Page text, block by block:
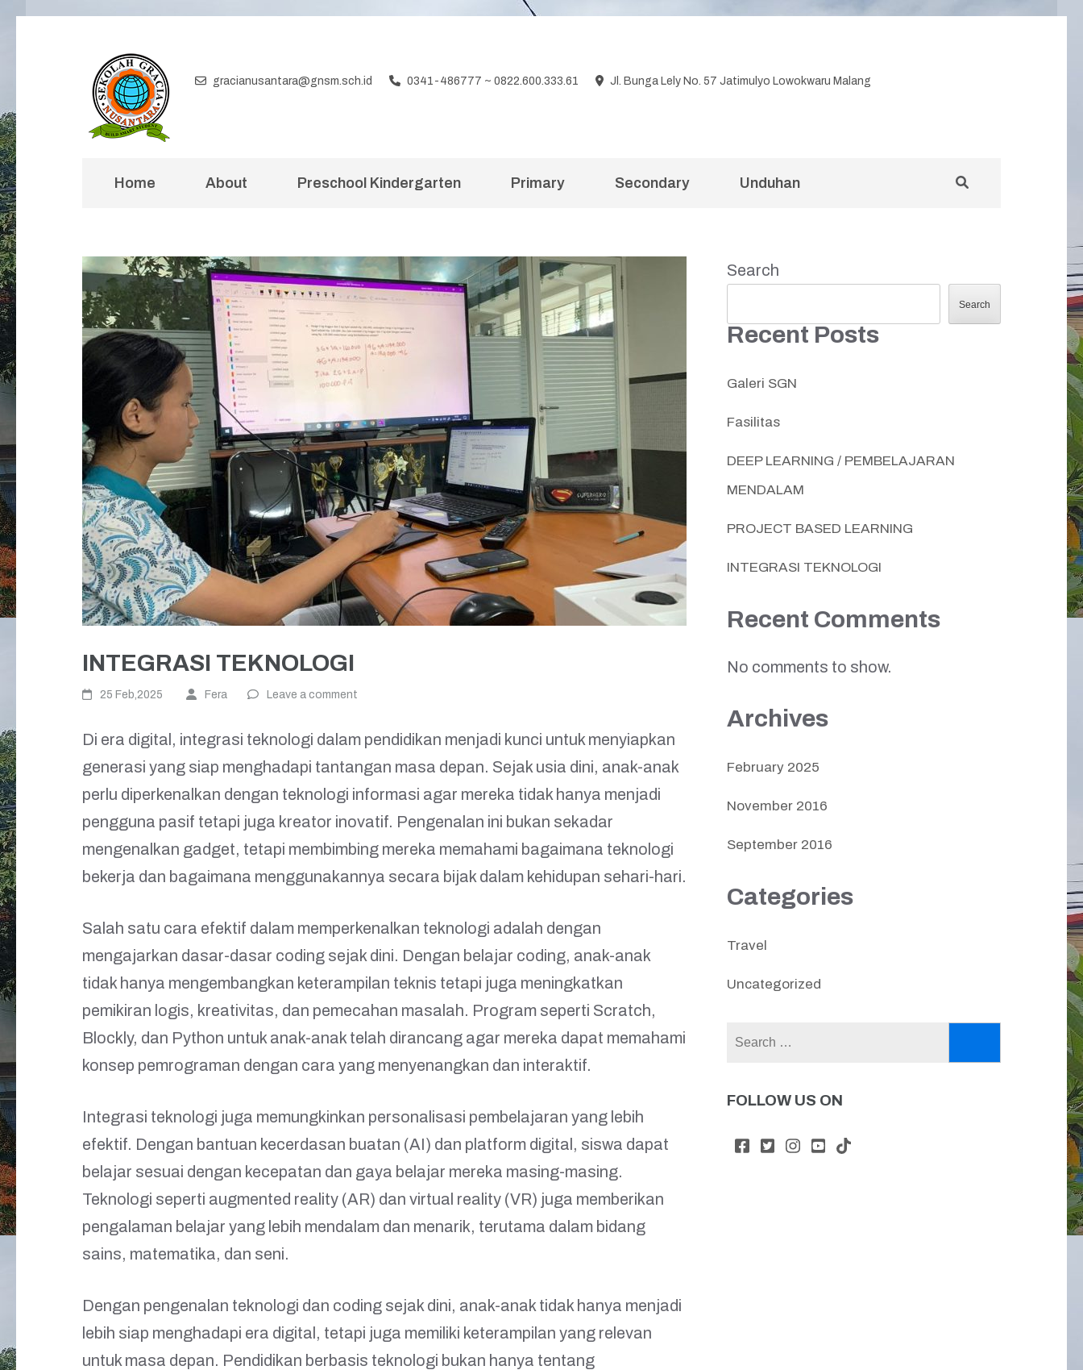
(Press
Enter)
gracianusantara@gnsm.sch.id 0341-486777 ~ 0822.600.333.61 Jl. Bunga Lely No. 57 Jatimulyo Lowokwaru Malang
Home About Preschool Kindergarten Primary Secondary Unduhan
INTEGRASI TEKNOLOGI
25 Feb,2025 Fera Leave a comment
Di era digital, integrasi teknologi dalam pendidikan menjadi kunci untuk menyiapkan
generasi yang siap menghadapi tantangan masa depan. Sejak usia dini, anak-anak
perlu diperkenalkan dengan teknologi informasi agar mereka tidak hanya menjadi
pengguna pasif tetapi juga kreator inovatif. Pengenalan ini bukan sekadar
mengenalkan gadget, tetapi membimbing mereka memahami bagaimana teknologi
bekerja dan bagaimana menggunakannya secara bijak dalam kehidupan sehari-hari.
Salah satu cara efektif dalam memperkenalkan teknologi adalah dengan
mengajarkan dasar-dasar coding sejak dini. Dengan belajar coding, anak-anak
tidak hanya mengembangkan keterampilan teknis tetapi juga meningkatkan
pemikiran logis, kreativitas, dan pemecahan masalah. Program seperti Scratch,
Blockly, dan Python untuk anak-anak telah dirancang agar mereka dapat memahami
konsep pemrograman dengan cara yang menyenangkan dan interaktif.
Integrasi teknologi juga memungkinkan personalisasi pembelajaran yang lebih
efektif. Dengan bantuan kecerdasan buatan (AI) dan platform digital, siswa dapat
belajar sesuai dengan kecepatan dan gaya belajar mereka masing-masing.
Teknologi seperti augmented reality (AR) dan virtual reality (VR) juga memberikan
pengalaman belajar yang lebih mendalam dan menarik, terutama dalam bidang
sains, matematika, dan seni.
Dengan pengenalan teknologi dan coding sejak dini, anak-anak tidak hanya menjadi
lebih siap menghadapi era digital, tetapi juga memiliki keterampilan yang relevan
untuk masa depan. Pendidikan berbasis teknologi bukan hanya tentang
Search
Search
Recent Posts
Galeri SGN
Fasilitas
DEEP LEARNING / PEMBELAJARAN
MENDALAM
PROJECT BASED LEARNING
INTEGRASI TEKNOLOGI
Recent Comments
No comments to show.
Archives
February 2025
November 2016
September 2016
Categories
Travel
Uncategorized
for:
FOLLOW US ON